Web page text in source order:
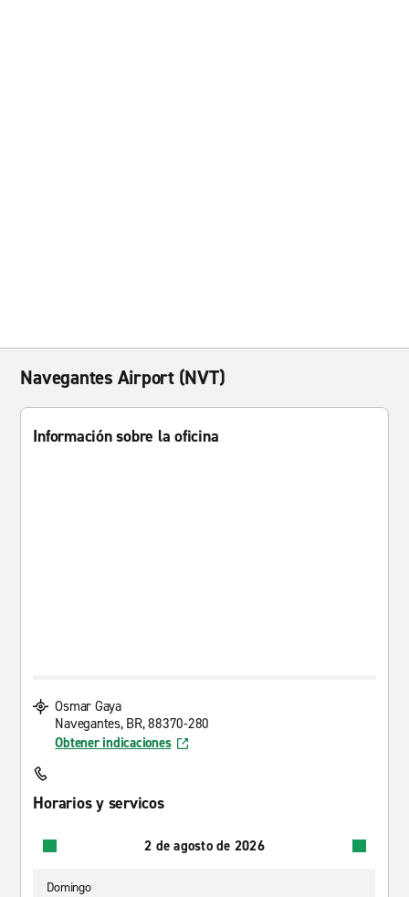
Navegantes Airport (NVT)
Información sobre la oficina
Osmar Gaya
Navegantes, BR, 88370-280
Obtener indicaciones
Horarios y servicos
2 de agosto de 2026
Domingo